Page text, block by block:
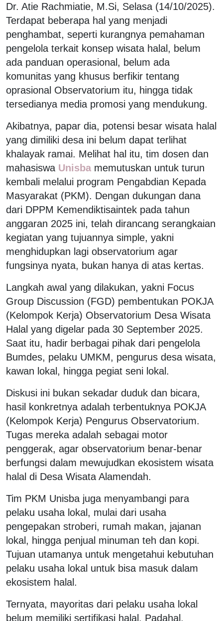
Dr. Atie Rachmiatie, M.Si, Selasa (14/10/2025).
Terdapat beberapa hal yang menjadi
penghambat, seperti kurangnya pemahaman
pengelola terkait konsep wisata halal, belum
ada panduan operasional, belum ada
komunitas yang khusus berfikir tentang
oprasional Observatorium itu, hingga tidak
tersedianya media promosi yang mendukung.
Akibatnya, papar dia, potensi besar wisata halal
yang dimiliki desa ini belum dapat terlihat
khalayak ramai. Melihat hal itu, tim dosen dan
mahasiswa Unisba memutuskan untuk turun
kembali melalui program Pengabdian Kepada
Masyarakat (PKM). Dengan dukungan dana
dari DPPM Kemendiktisaintek pada tahun
anggaran 2025 ini, telah dirancang serangkaian
kegiatan yang tujuannya simple, yakni
menghidupkan lagi observatorium agar
fungsinya nyata, bukan hanya di atas kertas.
Langkah awal yang dilakukan, yakni Focus
Group Discussion (FGD) pembentukan POKJA
(Kelompok Kerja) Observatorium Desa Wisata
Halal yang digelar pada 30 September 2025.
Saat itu, hadir berbagai pihak dari pengelola
Bumdes, pelaku UMKM, pengurus desa wisata,
kawan lokal, hingga pegiat seni lokal.
Diskusi ini bukan sekadar duduk dan bicara,
hasil konkretnya adalah terbentuknya POKJA
(Kelompok Kerja) Pengurus Observatorium.
Tugas mereka adalah sebagai motor
penggerak, agar observatorium benar-benar
berfungsi dalam mewujudkan ekosistem wisata
halal di Desa Wisata Alamendah.
Tim PKM Unisba juga menyambangi para
pelaku usaha lokal, mulai dari usaha
pengepakan stroberi, rumah makan, jajanan
lokal, hingga penjual minuman teh dan kopi.
Tujuan utamanya untuk mengetahui kebutuhan
pelaku usaha lokal untuk bisa masuk dalam
ekosistem halal.
Ternyata, mayoritas dari pelaku usaha lokal
belum memiliki sertifikasi halal. Padahal,